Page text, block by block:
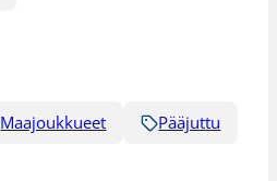
Maajoukkueet
Pääjuttu